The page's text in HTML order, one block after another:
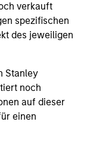
verkauft
spezifischen
des jeweiligen
Stanley
noch
auf dieser
einen
und